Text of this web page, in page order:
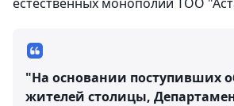
"На основании поступивших
жителей столицы,